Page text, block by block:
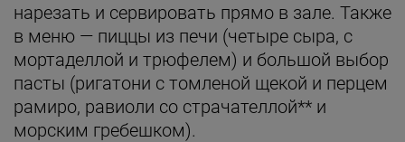
нарезать и сервировать прямо в зале. Также
в меню — пиццы из печи (четыре сыра, с
мортаделлой и трюфелем) и большой выбор
пасты (ригатони с томленой щекой и перцем
рамиро, равиоли со страчателлой** и
морским гребешком).